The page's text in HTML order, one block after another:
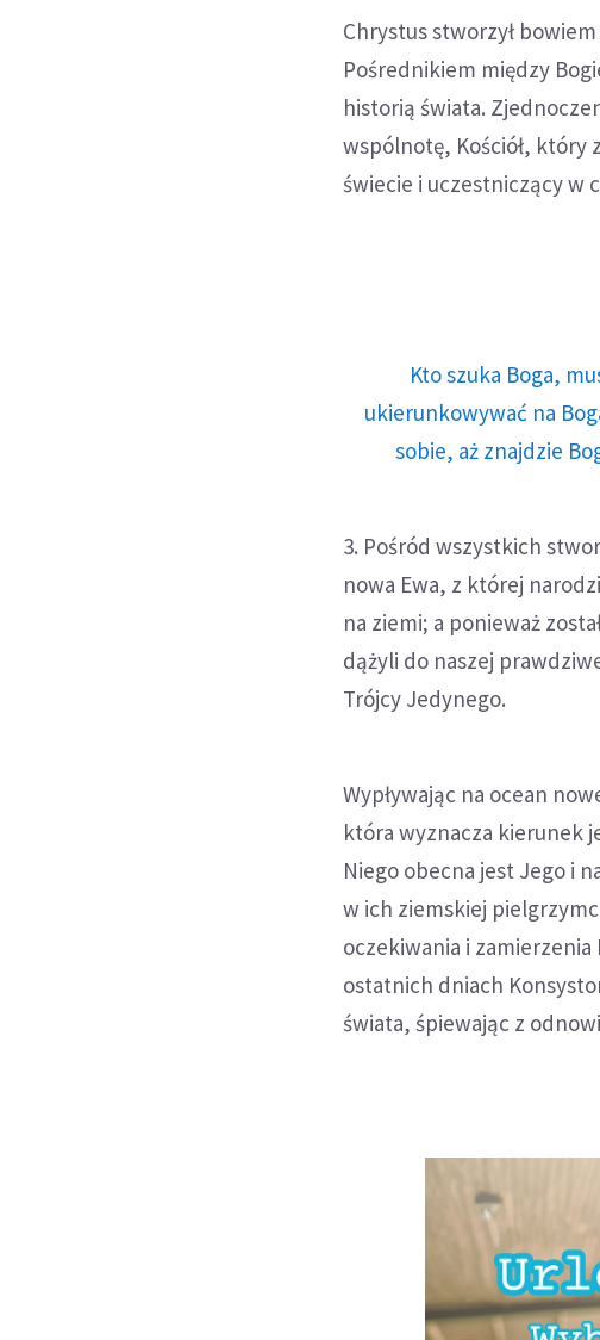
Chrystus stworzył
Pośrednikiem między
historią świata.
wspólnotę, Kościół, który
świecie i uczestniczący w
Kto szuka Boga,
ukierunkowywać na
sobie, aż znajdzie
3. Pośród wszystkich
nowa Ewa, z której
na ziemi; a ponieważ
dążyli do naszej
Trójcy Jedynego.
Wypływając na ocean
która wyznacza kierunek
Niego obecna jest Jego i
w ich ziemskiej
oczekiwania i zamierzenia
ostatnich dniach
świata, śpiewając z